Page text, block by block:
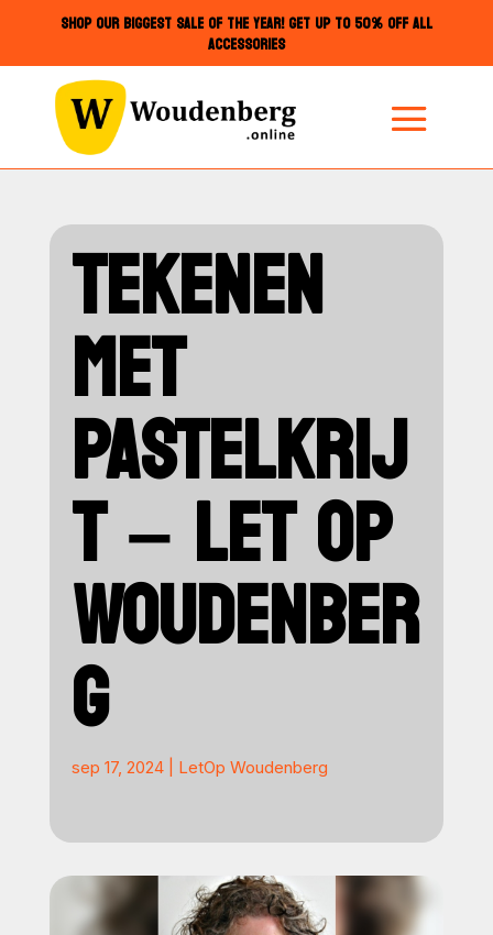
SHOP OUR BIGGEST SALE OF THE YEAR! GET UP TO 50% OFF ALL
ACCESSORIES
TEKENEN
MET
PASTELKRIJ
T – LET OP
WOUDENBER
G
sep 17, 2024| LetOp Woudenberg